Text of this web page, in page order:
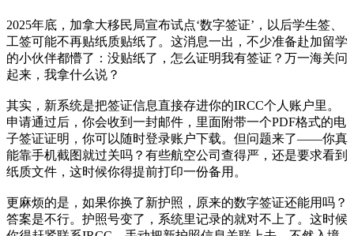
2025年底，加拿大移民局宣布试点‘数字签证’，以后学生签、
工签可能不再贴纸质贴纸了。这消息一出，不少准备赴加留学
的小伙伴都懵了：没贴纸了，怎么证明我有签证？万一海关问
起来，我拿什么说？
其实，新系统是把签证信息直接存进你的IRCC个人账户里。
申请通过后，你会收到一封邮件，里面附带一个PDF格式的电
子签证证明，你可以随时登录账户下载。但问题来了——你真
能靠手机截图就过关吗？有些航空公司查得严，还是要求看到
纸质文件，这时候你得提前打印一份备用。
更麻烦的是，如果你换了新护照，原来的数字签证还能用吗？
答案是不行。护照号变了，系统里记录的就对不上了。这时候